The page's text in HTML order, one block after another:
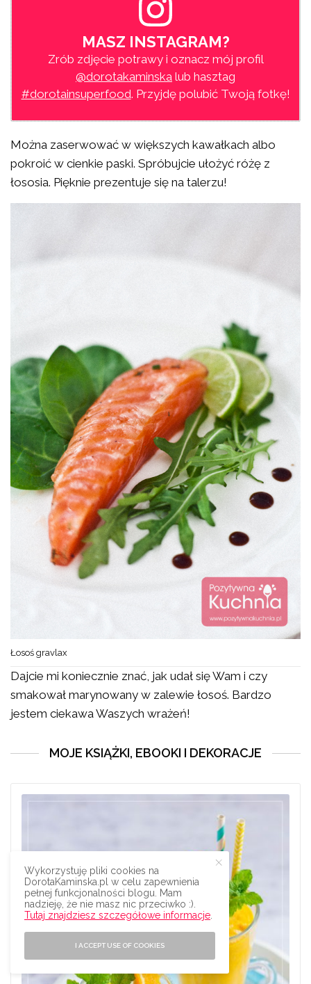
MASZ INSTAGRAM?
Zrób zdjęcie potrawy i oznacz mój profil
@dorotakaminska lub hasztag
#dorotainsuperfood. Przyjdę polubić Twoją fotkę!
Można zaserwować w większych kawałkach albo
pokroić w cienkie paski. Spróbujcie ułożyć różę z
łososia. Pięknie prezentuje się na talerzu!
Łosoś gravlax
Dajcie mi koniecznie znać, jak udał się Wam i czy
smakował marynowany w zalewie łosoś. Bardzo
jestem ciekawa Waszych wrażeń!
MOJE KSIĄŻKI, EBOOKI I DEKORACJE
Wykorzystuję pliki cookies na
DorotaKaminska.pl w celu zapewnienia
pełnej funkcjonalności blogu. Mam
nadzieję, że nie masz nic przeciwko :).
Tutaj znajdziesz szczegółowe informacje
I ACCEPT USE OF COOKIES